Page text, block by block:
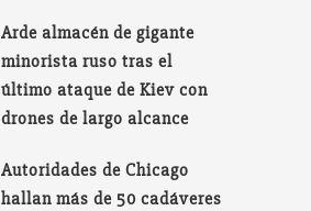
Arde almacén de gigante
minorista ruso tras el
último ataque de Kiev con
drones de largo alcance
Autoridades de Chicago
hallan más de 50 cadáveres